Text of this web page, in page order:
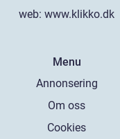
web: www.klikko.dk
Menu
Annonsering
Om oss
Cookies